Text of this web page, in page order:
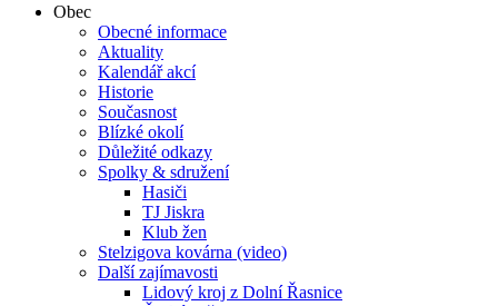
Obec
Obecné informace
Aktuality
Kalendář akcí
Historie
Současnost
Blízké okolí
Důležité odkazy
Spolky & sdružení
Hasiči
TJ Jiskra
Klub žen
Stelzigova kovárna (video)
Další zajímavosti
Lidový kroj z Dolní Řasnice